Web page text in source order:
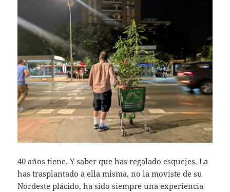
40 años tiene. Y saber que has regalado esquejes. La
has trasplantado a ella misma, no la moviste de su
Nordeste plácido, ha sido siempre una experiencia